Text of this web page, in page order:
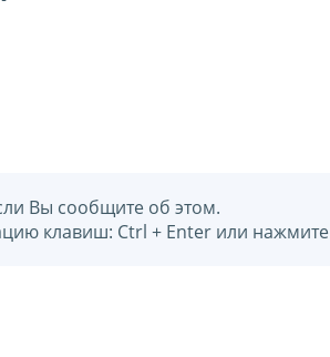
Вы сообщите об этом.
клавиш: Ctrl + Enter или нажмите